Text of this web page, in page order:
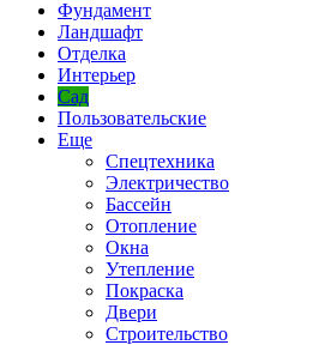
Фундамент
Ландшафт
Отделка
Интерьер
Сад
Пользовательские
Еще
Спецтехника
Электричество
Бассейн
Отопление
Окна
Утепление
Покраска
Двери
Строительство